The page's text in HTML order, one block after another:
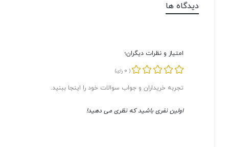
دیدگاه ها
امتیاز و نظرات دیگران؛
(
0 رای)
تجربه خریداران و جواب سوالات خود را اینجا ببنید.
اولین نفری باشید که نظری می دهید!